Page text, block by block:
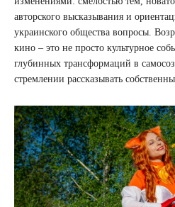
авторского высказывания и
украинского общества вопросы.
кино – это не просто культурное
глубинных трансформаций в
стремлении рассказывать